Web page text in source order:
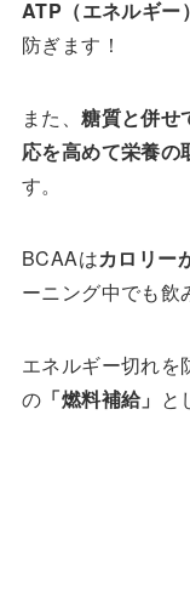
ATP（エネルギー）
防ぎます！
また、糖質と併せ
応を高めて栄養の
す。
BCAAはカロリー
ーニング中でも飲
エネルギー切れを
の 「燃料補給」 と